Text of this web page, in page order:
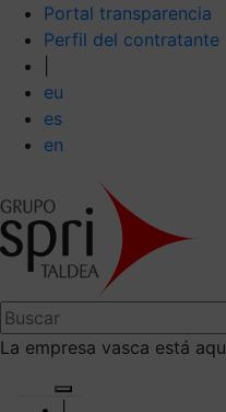
Portal transparencia
Perfil del contratante
eu
es
en
La empresa vasca está